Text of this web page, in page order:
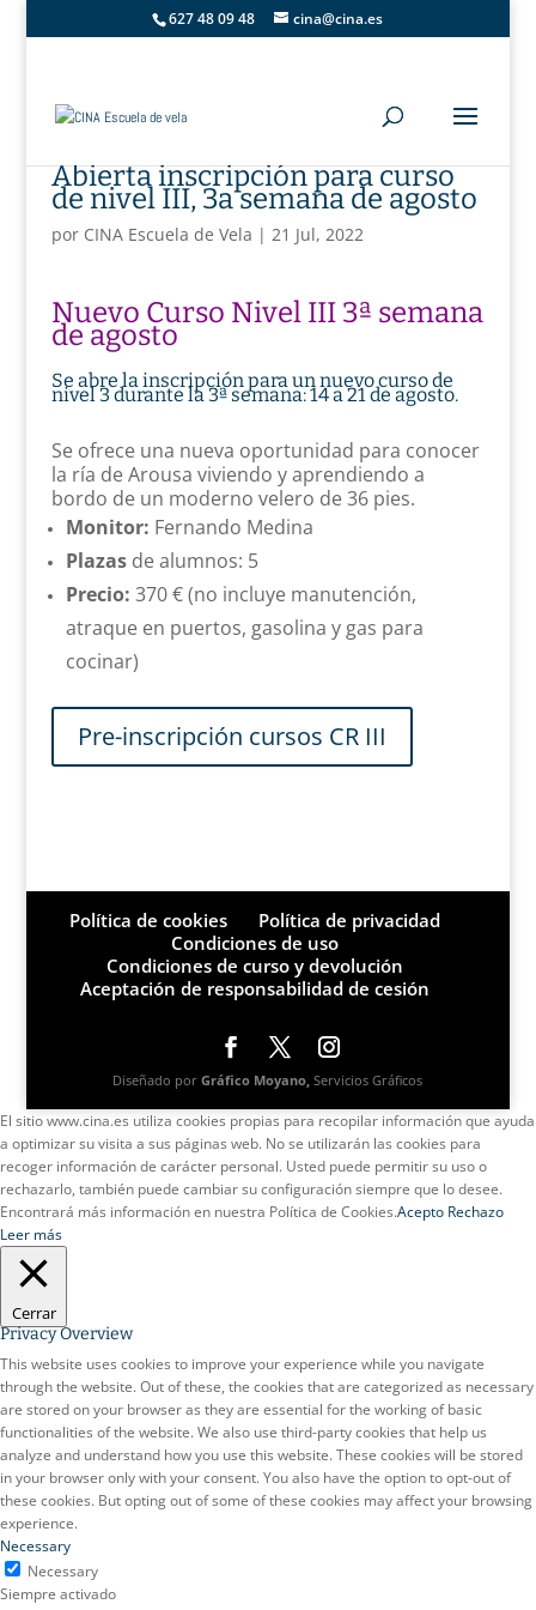
627 48 09 48 cina@cina.es
Abierta inscripción para curso
de nivel III, 3a semana de agosto
por CINA Escuela de Vela | 21 Jul, 2022
Nuevo Curso Nivel III 3ª semana
de agosto
Se abre la inscripción para un nuevo curso de
nivel 3 durante la 3ª semana: 14 a 21 de agosto.
Se ofrece una nueva oportunidad para conocer
la ría de Arousa viviendo y aprendiendo a
bordo de un moderno velero de 36 pies.
Monitor: Fernando Medina
Plazasde alumnos: 5
Precio: 370 € (no incluye manutención,
atraque en puertos, gasolina y gas para
cocinar)
Pre-inscripción cursos CR III
Política de cookies
Política de privacidad
Condiciones de uso
Condiciones de curso y devolución
Aceptación de responsabilidad de cesión
Diseñado porGráfico Moyano, Servicios Gráficos
El sitio www.cina.es utiliza cookies propias para recopilar información que ayuda
a optimizar su visita a sus páginas web. No se utilizarán las cookies para
recoger información de carácter personal. Usted puede permitir su uso o
rechazarlo, también puede cambiar su configuración siempre que lo desee.
Encontrará más información en nuestra Política de Cookies.Acepto Rechazo
Leer más
Cerrar
Privacy Overview
This website uses cookies to improve your experience while you navigate
through the website. Out of these, the cookies that are categorized as necessary
are stored on your browser as they are essential for the working of basic
functionalities of the website. We also use third-party cookies that help us
analyze and understand how you use this website. These cookies will be stored
in your browser only with your consent. You also have the option to opt-out of
these cookies. But opting out of some of these cookies may affect your browsing
experience.
Necessary
Necessary
Siempre activado